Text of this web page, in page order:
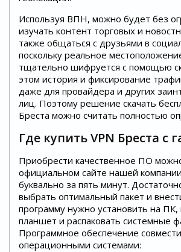
Используя ВПН, можно будет без
изучать контент торговых и
также общаться с друзьями в
поскольку реальное
тщательно шифруется с помощью
этом история и фиксирование
даже для провайдера и других
лиц. Поэтому решение скачать
Бреста можно считать полностью
Где купить VPN Бреста с
Приобрести качественное ПО
официальном сайте нашей
буквально за пять минут.
выбрать оптимальный пакет и
программу нужно установить на ПК,
планшет и распаковать системные
Программное обеспечение
операционными системами: